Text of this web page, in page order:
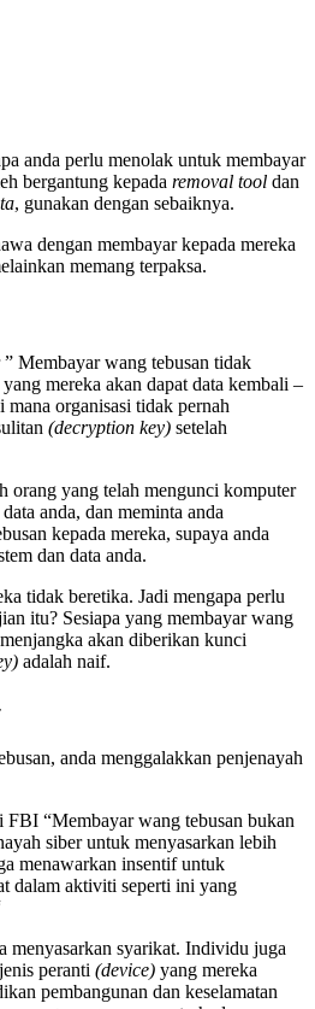
anda perlu menolak untuk membayar
bergantung kepada removal tool dan
, gunakan dengan sebaiknya.
dengan membayar kepada mereka
memang terpaksa.
Membayar wang tebusan tidak
mereka akan dapat data kembali –
organisasi tidak pernah
(decryption key) setelah
orang yang telah mengunci komputer
data anda, dan meminta anda
kepada mereka, supaya anda
dan data anda.
tidak beretika. Jadi mengapa perlu
itu? Sesiapa yang membayar wang
akan diberikan kunci
adalah naif.
anda menggalakkan penjenayah
FBI “Membayar wang tebusan bukan
siber untuk menyasarkan lebih
menawarkan insentif untuk
dalam aktiviti seperti ini yang
menyasarkan syarikat. Individu juga
peranti (device) yang mereka
pembangunan dan keselamatan